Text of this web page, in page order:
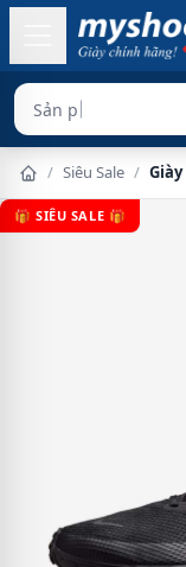
Sản phẩm chính h
/ Siêu Sale /
🎁 SIÊU SALE 🎁